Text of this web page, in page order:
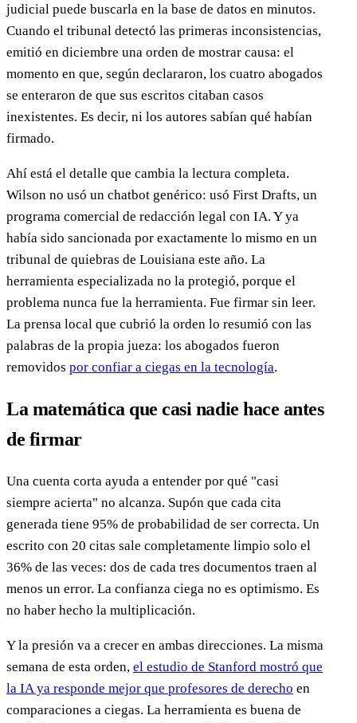
judicial puede buscarla en la base de datos en minutos.
Cuando el tribunal detectó las primeras inconsistencias,
emitió en diciembre una orden de mostrar causa: el
momento en que, según declararon, los cuatro abogados
se enteraron de que sus escritos citaban casos
inexistentes. Es decir, ni los autores sabían qué habían
firmado.
Ahí está el detalle que cambia la lectura completa.
Wilson no usó un chatbot genérico: usó First Drafts, un
programa comercial de redacción legal con IA. Y ya
había sido sancionada por exactamente lo mismo en un
tribunal de quiebras de Louisiana este año. La
herramienta especializada no la protegió, porque el
problema nunca fue la herramienta. Fue firmar sin leer.
La prensa local que cubrió la orden lo resumió con las
palabras de la propia jueza: los abogados fueron
removidos por confiar a ciegas en la tecnología.
La matemática que casi nadie hace antes
de firmar
Una cuenta corta ayuda a entender por qué "casi
siempre acierta" no alcanza. Supón que cada cita
generada tiene 95% de probabilidad de ser correcta. Un
escrito con 20 citas sale completamente limpio solo el
36% de las veces: dos de cada tres documentos traen al
menos un error. La confianza ciega no es optimismo. Es
no haber hecho la multiplicación.
Y la presión va a crecer en ambas direcciones. La misma
semana de esta orden, el estudio de Stanford mostró que
la IA ya responde mejor que profesores de derecho en
comparaciones a ciegas. La herramienta es buena de